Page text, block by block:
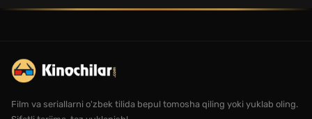
Film va seriallarni o'zbek tilida bepul tomosha qiling yoki yuklab oling.